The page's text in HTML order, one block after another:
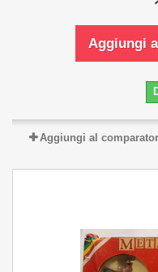
Aggiungi
Aggiungi al